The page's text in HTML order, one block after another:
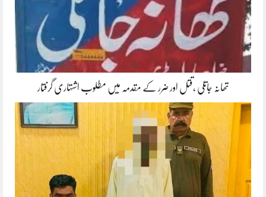
تھانہ جاتلی ،قتل اور ضرر کے مقدمہ میں مطلوب اشتہاری گرفتار